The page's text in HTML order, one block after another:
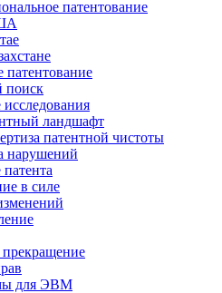
патентование
патентование
поиск
ландшафт
патентной чистоты
нарушений
в силе
для ЭВМ